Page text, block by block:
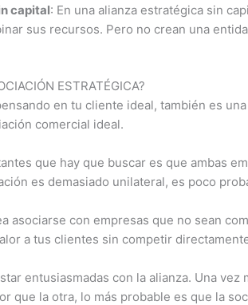
capital: En una alianza estratégica sin
sus recursos. Pero no crean una
ESTRATÉGICA?
en tu cliente ideal, también es
comercial ideal.
que hay que buscar es que ambas
es demasiado unilateral, es poco
asociarse con empresas que no sean
a tus clientes sin competir
entusiasmadas con la alianza. Una vez
que la otra, lo más probable es que la